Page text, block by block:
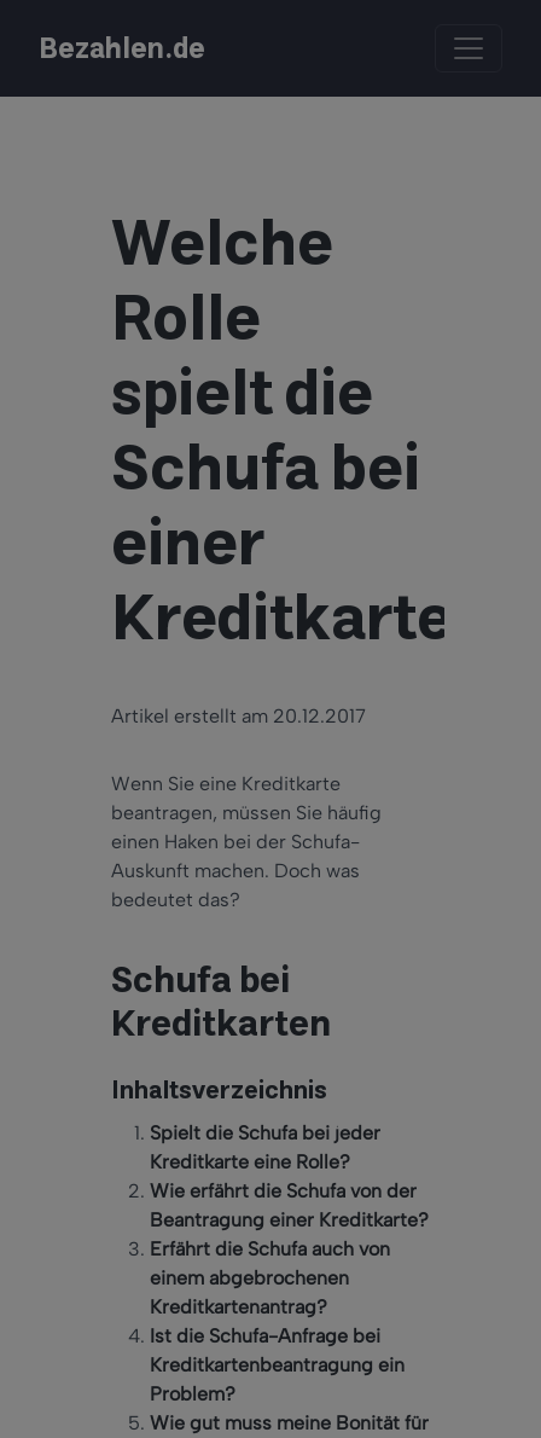
Bezahlen.de
Welche
Rolle
spielt die
Schufa bei
einer
Kreditkarte?
Artikel erstellt am 20.12.2017
Wenn Sie eine Kreditkarte
beantragen, müssen Sie häufig
einen Haken bei der Schufa-
Auskunft machen. Doch was
bedeutet das?
Schufa bei
Kreditkarten
Inhaltsverzeichnis
Spielt die Schufa bei jeder
Kreditkarte eine Rolle?
Wie erfährt die Schufa von der
Beantragung einer Kreditkarte?
Erfährt die Schufa auch von
einem abgebrochenen
Kreditkartenantrag?
Ist die Schufa-Anfrage bei
Kreditkartenbeantragung ein
Problem?
Wie gut muss meine Bonität für